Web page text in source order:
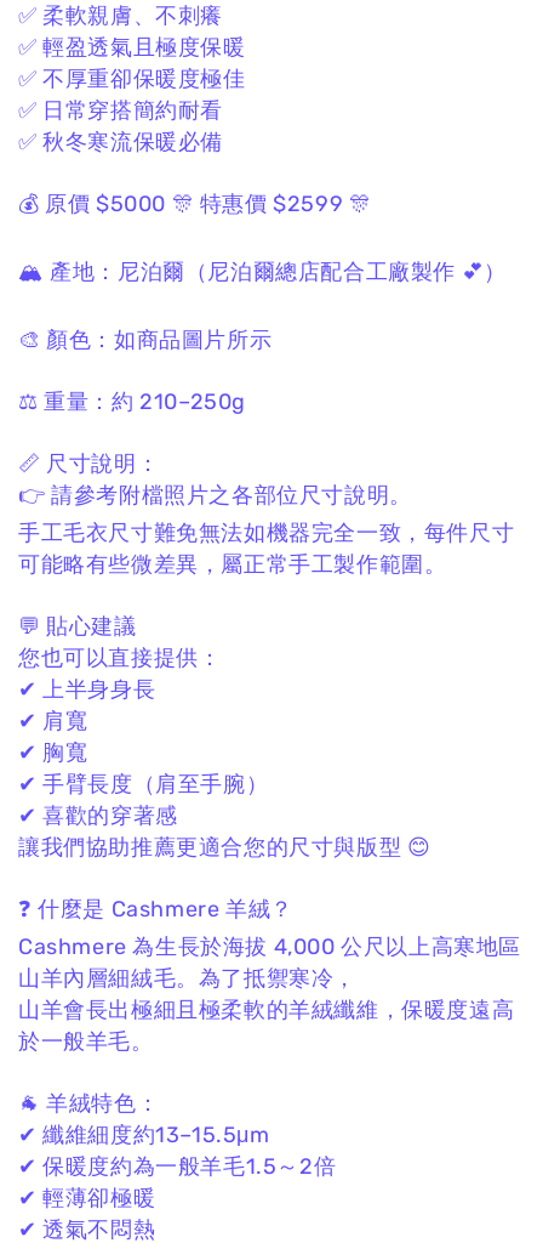
✅ 柔軟親膚、不刺癢
✅ 輕盈透氣且極度保暖
✅ 不厚重卻保暖度極佳
✅ 日常穿搭簡約耐看
✅ 秋冬寒流保暖必備
💰 原價 $5000 🎊 特惠價 $2599 🎊
🏔 產地： 尼泊爾 （尼泊爾總店配合工廠製作 💕）
🎨 顏色： 如商品圖片所示
⚖️ 重量： 約 210–250g
📏 尺寸說明：
👉 請參考附檔照片之各部位尺寸說明。
手工毛衣尺寸難免無法如機器完全一致， 每件尺寸
可能略有些微差異， 屬正常手工製作範圍。
💬 貼心建議
您也可以直接提供：
✔ 上半身身長
✔ 肩寬
✔ 胸寬
✔ 手臂長度（肩至手腕）
✔ 喜歡的穿著感
讓我們協助推薦更適合您的尺寸與版型 😊
❓ 什麼是 Cashmere 羊絨？
Cashmere 為生長於海拔 4,000 公尺以上高寒地區
山羊內層細絨毛。 為了抵禦寒冷，
山羊會長出極細且極柔軟的羊絨纖維，保暖度遠高
於一般羊毛。
🐐 羊絨特色：
✔ 纖維細度約13–15.5μm
✔ 保暖度約為一般羊毛1.5～2倍
✔ 輕薄卻極暖
✔ 透氣不悶熱